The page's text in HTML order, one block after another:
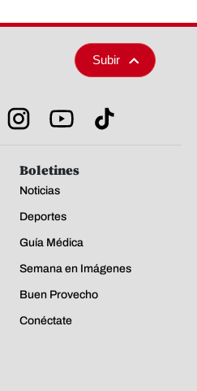
Subir
Boletines
Noticias
Deportes
Guía Médica
Semana en Imágenes
Buen Provecho
Conéctate